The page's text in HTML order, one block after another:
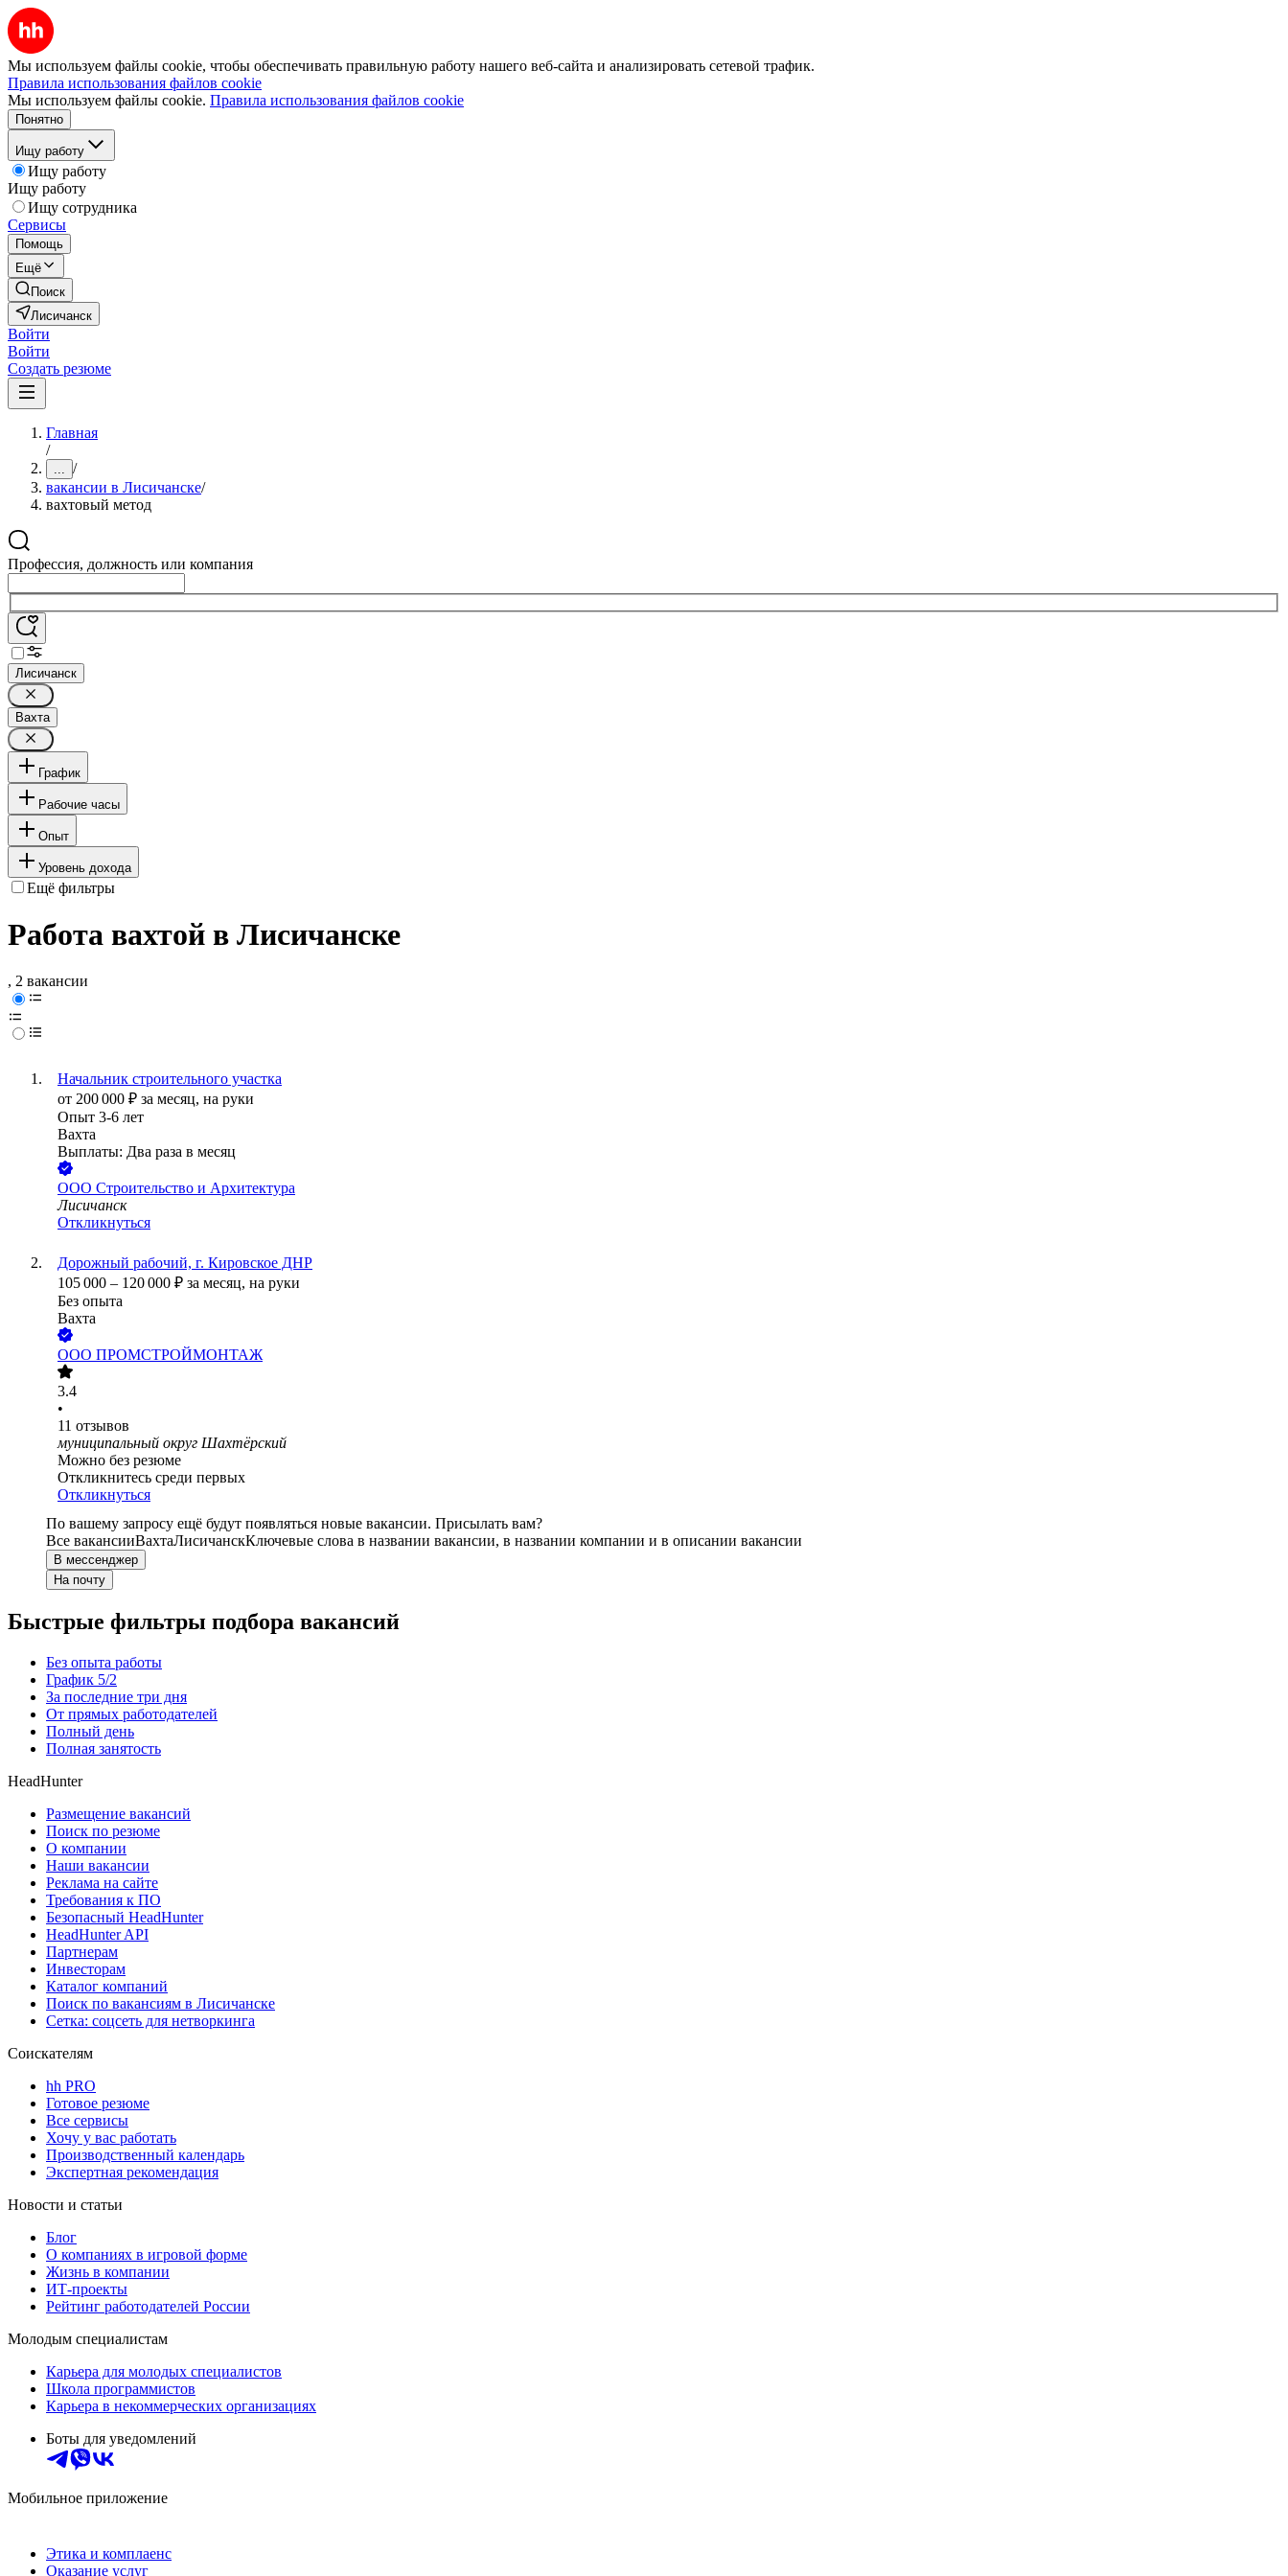
Мы используем файлы cookie, чтобы обеспечивать правильную работу нашего веб-сайта и анализировать сетевой трафик.
Правила использования файлов cookie
Мы используем файлы cookie. Правила использования файлов cookie
Понятно
Ищу работу
Ищу работу
Ищу работу
Ищу сотрудника
Сервисы
Помощь
Ещё
Поиск
Лисичанск
Войти
Войти
Создать резюме
Главная
/
... /
вакансии в Лисичанске/
вахтовый метод
Профессия, должность или компания
Лисичанск
Вахта
График
Рабочие часы
Опыт
Уровень дохода
Ещё фильтры
Работа вахтой в Лисичанске
, 2 вакансии
Начальник строительного участка
от 200 000 ₽ за месяц, на руки
Опыт 3-6 лет
Вахта
Выплаты: Два раза в месяц
ООО Строительство и Архитектура
Лисичанск
Откликнуться
Дорожный рабочий, г. Кировское ДНР
105 000 – 120 000 ₽ за месяц, на руки
Без опыта
Вахта
ООО ПРОМСТРОЙМОНТАЖ
3.4
•
11 отзывов
муниципальный округ Шахтёрский
Можно без резюме
Откликнитесь среди первых
Откликнуться
По вашему запросу ещё будут появляться новые вакансии. Присылать вам?
Все вакансииВахтаЛисичанскКлючевые слова в названии вакансии, в названии компании и в описании вакансии
В мессенджер
На почту
Быстрые фильтры подбора вакансий
Без опыта работы
График 5/2
За последние три дня
От прямых работодателей
Полный день
Полная занятость
HeadHunter
Размещение вакансий
Поиск по резюме
О компании
Наши вакансии
Реклама на сайте
Требования к ПО
Безопасный HeadHunter
HeadHunter API
Партнерам
Инвесторам
Каталог компаний
Поиск по вакансиям в Лисичанске
Сетка: соцсеть для нетворкинга
Соискателям
hh PRO
Готовое резюме
Все сервисы
Хочу у вас работать
Производственный календарь
Экспертная рекомендация
Новости и статьи
Блог
О компаниях в игровой форме
Жизнь в компании
ИТ-проекты
Рейтинг работодателей России
Молодым специалистам
Карьера для молодых специалистов
Школа программистов
Карьера в некоммерческих организациях
Боты для уведомлений
Мобильное приложение
Этика и комплаенс
Оказание услуг